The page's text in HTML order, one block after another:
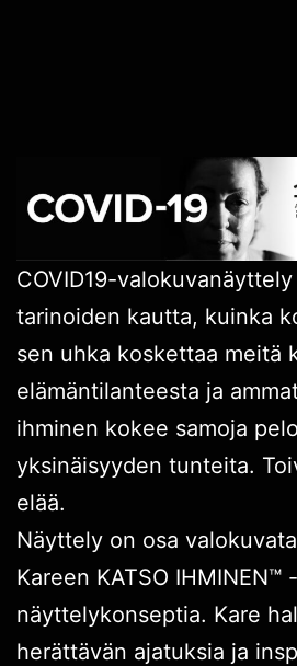
COVID19-
tarinoiden kautta, kuinka
sen uhka koskettaa meitä
elämäntilanteesta ja
ihminen kokee samoja
yksinäisyyden tunteita.
elää.
Näyttely on osa
Kareen KATSO IHMINEN™ -
näyttelykonseptia. Kare
herättävän ajatuksia ja